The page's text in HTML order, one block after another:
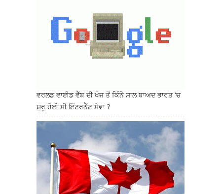
ਵਰਲਡ ਵਾਈਡ ਵੈੱਬ ਦੀ ਖੋਜ ਤੋਂ ਕਿੰਨੇ ਸਾਲ ਬਾਅਦ ਭਾਰਤ 'ਚ
ਸ਼ੁਰੂ ਹੋਈ ਸੀ ਇੰਟਰਨੈੱਟ ਸੇਵਾ ?